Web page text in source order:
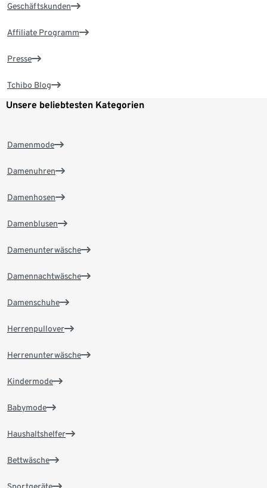
Geschäftskunden
Affiliate Programm
Presse
Tchibo Blog
Unsere beliebtesten Kategorien
Damenmode
Damenuhren
Damenhosen
Damenblusen
Damenunterwäsche
Damennachtwäsche
Damenschuhe
Herrenpullover
Herrenunterwäsche
Kindermode
Babymode
Haushaltshelfer
Bettwäsche
Sportgeräte